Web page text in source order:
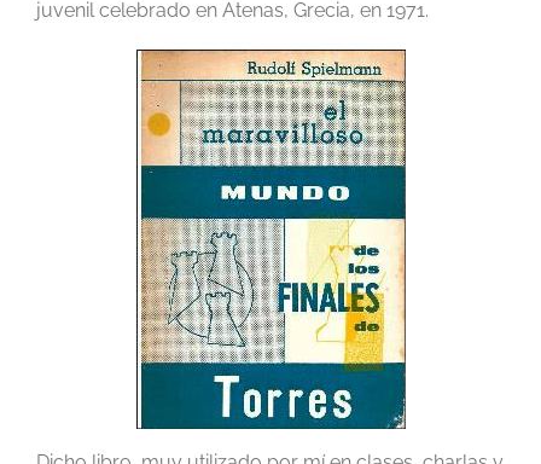
juvenil celebrado en Atenas, Grecia, en 1971.